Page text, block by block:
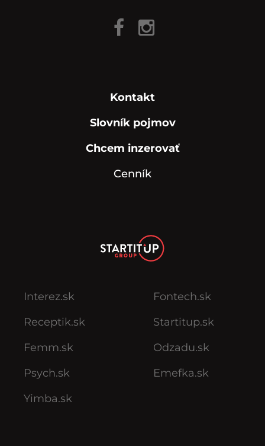
Kontakt
Slovník pojmov
Chcem inzerovať
Cenník
Interez.sk
Receptik.sk
Femm.sk
Psych.sk
Yimba.sk
Fontech.sk
Startitup.sk
Odzadu.sk
Emefka.sk